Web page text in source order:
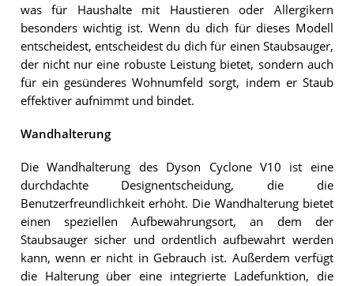
was für Haushalte mit Haustieren oder Allergikern
besonders wichtig ist. Wenn du dich für dieses Modell
entscheidest, entscheidest du dich für einen Staubsauger,
der nicht nur eine robuste Leistung bietet, sondern auch
für ein gesünderes Wohnumfeld sorgt, indem er Staub
effektiver aufnimmt und bindet.
Wandhalterung
Die Wandhalterung des Dyson Cyclone V10 ist eine
durchdachte Designentscheidung, die die
Benutzerfreundlichkeit erhöht. Die Wandhalterung bietet
einen speziellen Aufbewahrungsort, an dem der
Staubsauger sicher und ordentlich aufbewahrt werden
kann, wenn er nicht in Gebrauch ist. Außerdem verfügt
die Halterung über eine integrierte Ladefunktion, die